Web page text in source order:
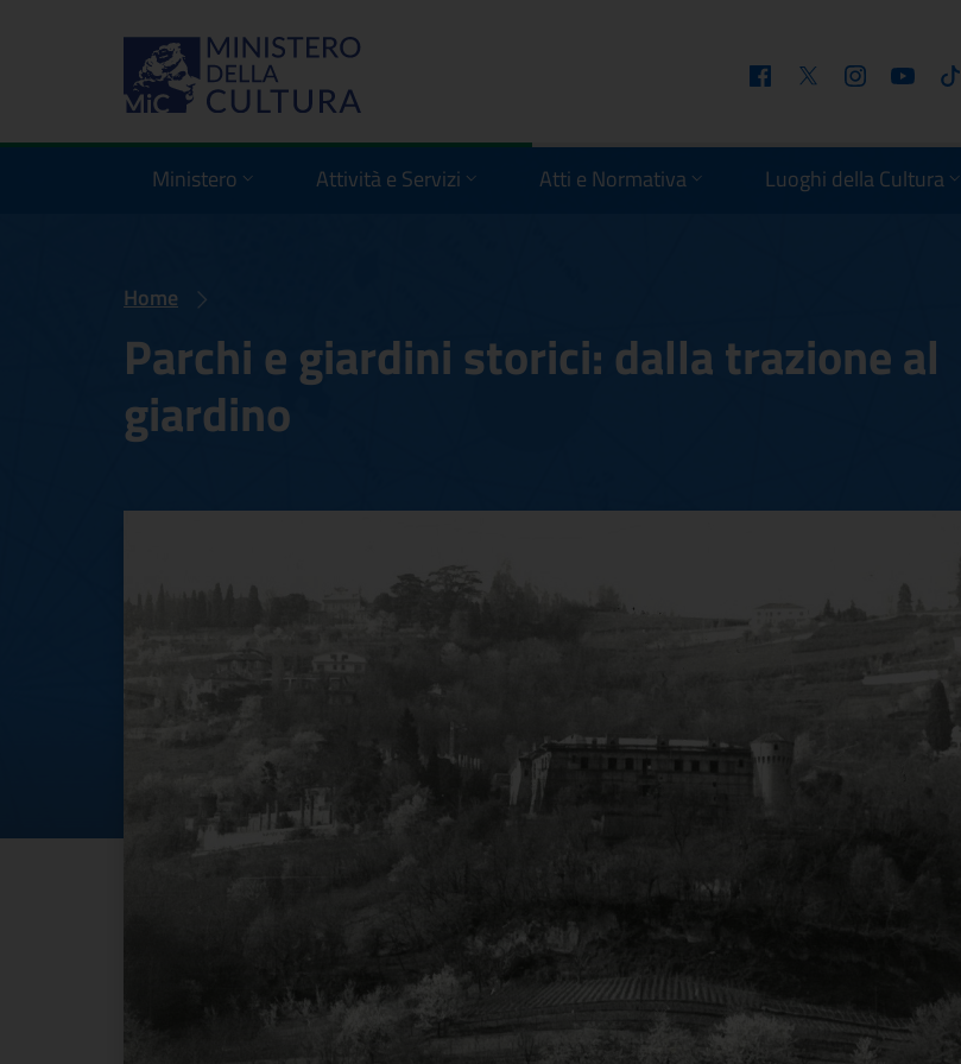
FacebookTwitter InstagramYoutube Tiktok
Ministero Attività e Servizi Atti e Normativa Luoghi della Cultura
Home
Parchi e giardini storici: dalla trazione al
giardino